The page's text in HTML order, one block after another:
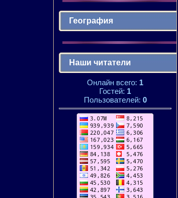
География
Наши читатели
Онлайн всего: 1
Гостей: 1
Пользователей: 0